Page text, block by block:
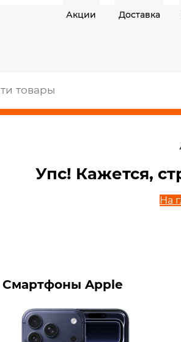
Акции Доставка
Упс! Кажется,
На
Смартфоны Apple